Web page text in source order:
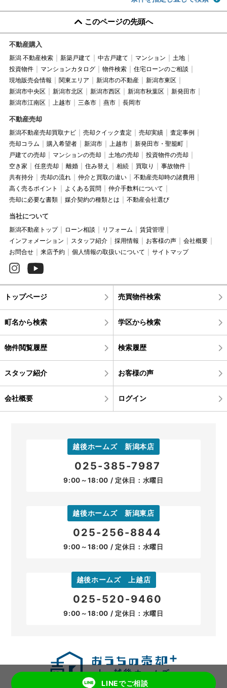
このページの先頭へ
不動産購入
新潟 不動産検索 新築戸建て 中古戸建て マンション
土地
投資物件
マンションカタログ 物件検索
住宅ローンのご相談
現地販売会情報
関東エリア 新潟市の不動産
新潟市東区
新潟市中央区
新潟市北区 新潟市西区 新潟市秋葉区
新発田市
新潟市江南区
上越市 三条市 燕市 長岡市
不動産売却
新潟不動産売却買取ナビ 売却クイック査定 売却実績
査定事例
売却コラム
購入希望者 新潟市 上越市
新発田市・聖籠町
戸建ての売却
マンションの売却 土地の売却
投資物件の売却
空き家
任意売却 離婚 住み替え 相続 買取り
事故物件
共有持分
売却の流れ 仲介と買取の違い
不動産売却時の諸費用
高く売るポイント
よくある質問
仲介手数料について
売却に必要な書類
媒介契約の種類とは 不動産会社選び
当社について
新潟不動産トップ ローン相談 リフォーム
賃貸管理
インフォメーション
スタッフ紹介 採用情報 お客様の声
会社概要
お問合せ
来店予約 個人情報の取扱いについて サイトマップ
トップページ 売買物件検索
町名から検索 学区から検索
物件閲覧履歴 検索履歴
スタッフ紹介 お客様の声
会社概要 ログイン
越後ホームズ 新潟本店
025-385-7987
9:00～18:00 / 定休日：水曜日
越後ホームズ 新潟東店
025-256-8844
9:00～18:00 / 定休日：水曜日
越後ホームズ 上越店
025-520-9460
9:00～18:00 / 定休日：水曜日
LINEでご相談